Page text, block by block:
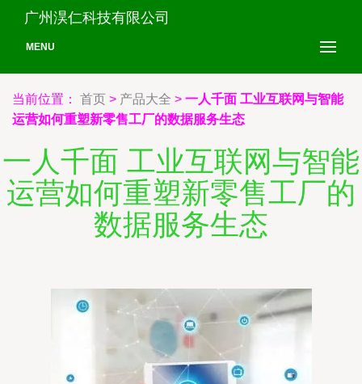
广州淏仁科技有限公司
MENU
当前位置： 首页 > 产品大全 > 一人千面 工业互联网与智能
运营如何重塑新零售工厂的数据服务生态
一人千面 工业互联网与智能
运营如何重塑新零售工厂的
数据服务生态